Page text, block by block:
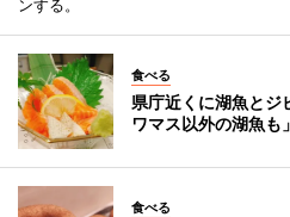
ンする。
食べる
県庁近くに湖魚と
ワマス以外の湖魚も」
食べる